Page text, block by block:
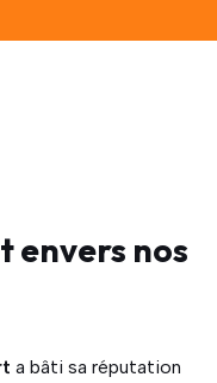
envers nos
a bâti sa réputation